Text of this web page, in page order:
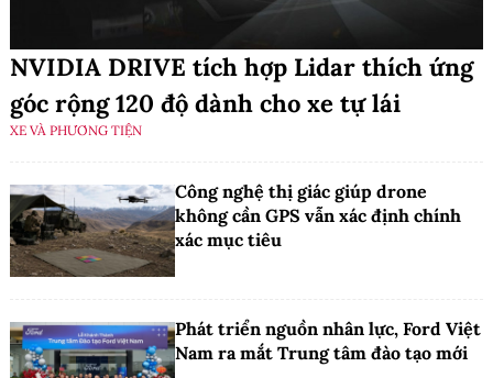
NVIDIA DRIVE tích hợp Lidar thích ứng
góc rộng 120 độ dành cho xe tự lái
XE VÀ PHƯƠNG TIỆN
Công nghệ thị giác giúp drone
không cần GPS vẫn xác định chính
xác mục tiêu
Phát triển nguồn nhân lực, Ford Việt
Nam ra mắt Trung tâm đào tạo mới